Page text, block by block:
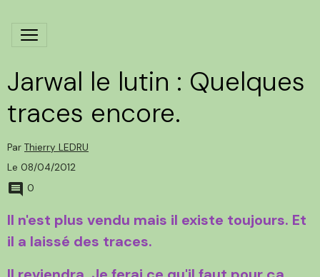
Jarwal le lutin : Quelques
traces encore.
Par Thierry LEDRU
Le 08/04/2012
0
Il n'est plus vendu mais il existe toujours. Et
il a laissé des traces.